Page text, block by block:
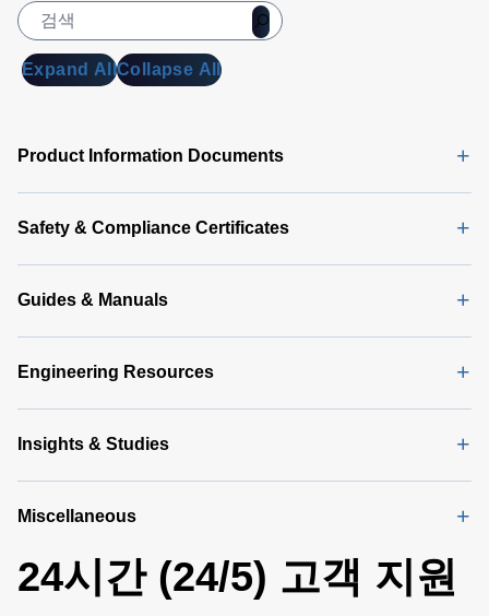
Expand AllCollapse All
Product Information Documents
Safety & Compliance Certificates
Guides & Manuals
Engineering Resources
Insights & Studies
Miscellaneous
24시간 (24/5) 고객 지원